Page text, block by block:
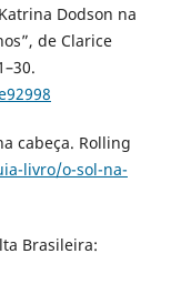
Dodson na
de Clarice
cabeça. Rolling
livro/o-sol-na-
Brasileira: